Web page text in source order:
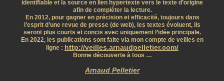
identifiable et la source en lien hypertexte vers le texte d’origine
afin de compléter la lecture.
En 2012, pour gagner en précision et efficacité, toujours dans
l’esprit d’une revue de presse (de web), les textes évoluent, ils
seront plus courts et concis avec uniquement l’idée principale.
En 2022, les publications sont faite via mon compte de veilles en
ligne : http://veilles.arnaudpelletier.com/
Bonne découverte à tous …
Arnaud Pelletier